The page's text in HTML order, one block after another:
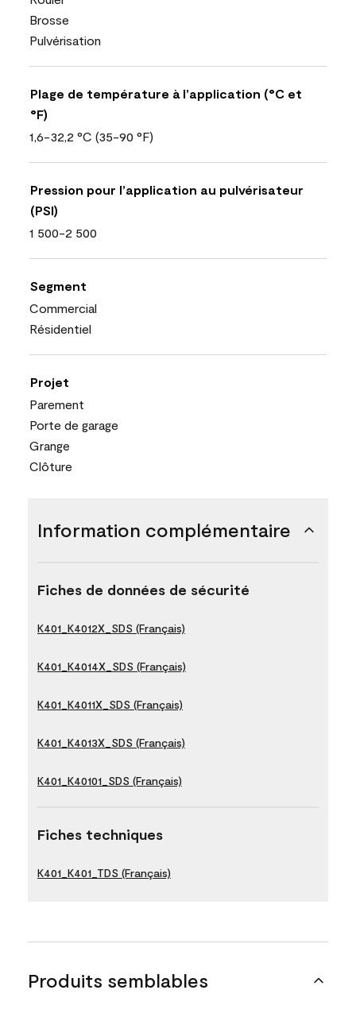
Brosse
Pulvérisation
Plage de température à l’application (°C et
°F)
1,6-32,2 °C (35-90 °F)
Pression pour l’application au pulvérisateur
(PSI)
1 500-2 500
Segment
Commercial
Résidentiel
Projet
Parement
Porte de garage
Grange
Clôture
Information complémentaire
Fiches de données de sécurité
K401_K4012X_SDS (Français)
K401_K4014X_SDS (Français)
K401_K4011X_SDS (Français)
K401_K4013X_SDS (Français)
K401_K40101_SDS (Français)
Fiches techniques
K401_K401_TDS (Français)
Produits semblables